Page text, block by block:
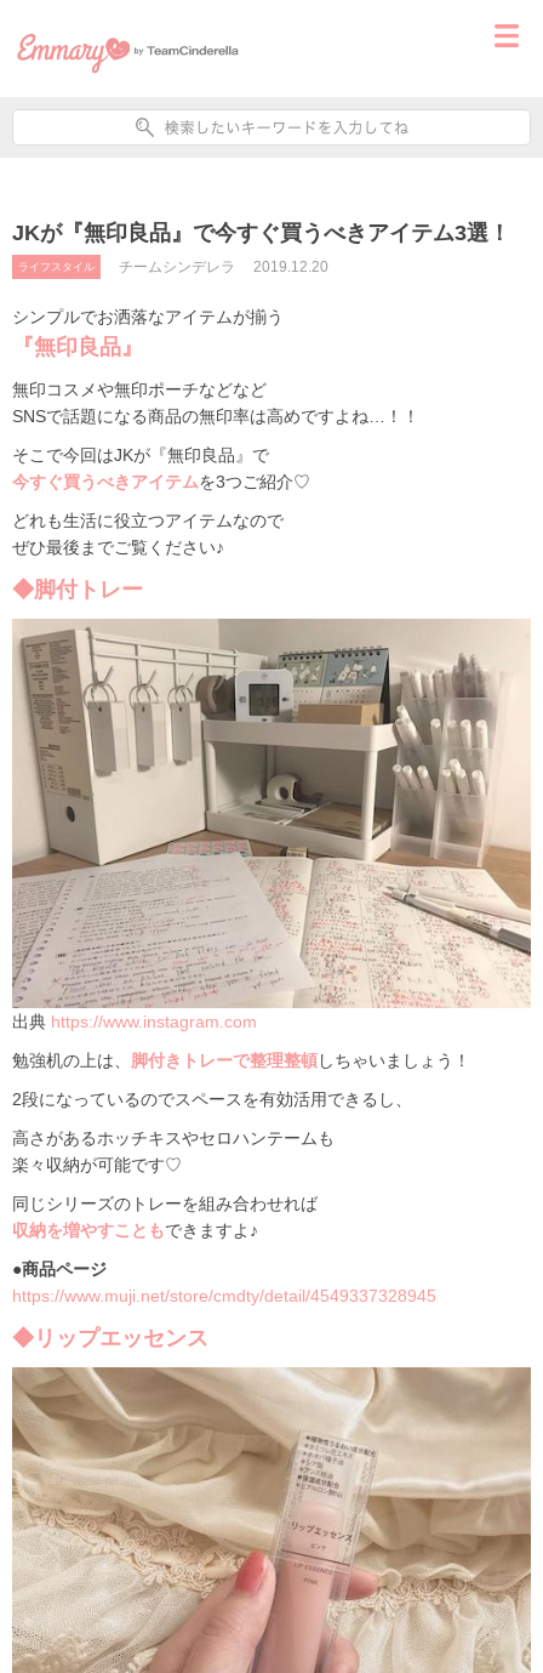
JKが『無印良品』で今すぐ買うべきアイテム3選！
ライフスタイル チームシンデレラ 2019.12.20
シンプルでお洒落なアイテムが揃う
『無印良品』
無印コスメや無印ポーチなどなど
SNSで話題になる商品の無印率は高めですよね…！！
そこで今回はJKが『無印良品』で
今すぐ買うべきアイテムを3つご紹介♡
どれも生活に役立つアイテムなので
ぜひ最後までご覧ください♪
◆脚付トレー
出典 https://www.instagram.com
勉強机の上は、
脚付きトレーで整理整頓しちゃいましょう！
2段になっているのでスペースを有効活用できるし、
高さがあるホッチキスやセロハンテームも
楽々収納が可能です♡
同じシリーズのトレーを組み合わせれば
収納を増やすこともできますよ♪
●商品ページ
https://www.muji.net/store/cmdty/detail/4549337328945
◆リップエッセンス